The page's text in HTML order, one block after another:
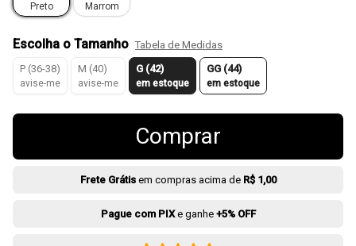
Preto Marrom
Escolha o Tamanho Tabela de Medidas
P (36-38)
avise-me
M (40)
avise-me
G (42)
em estoque
GG (44)
em estoque
Comprar
Frete Grátisem compras acima de R$ 1,00
Pague com PIXe ganhe +5% OFF